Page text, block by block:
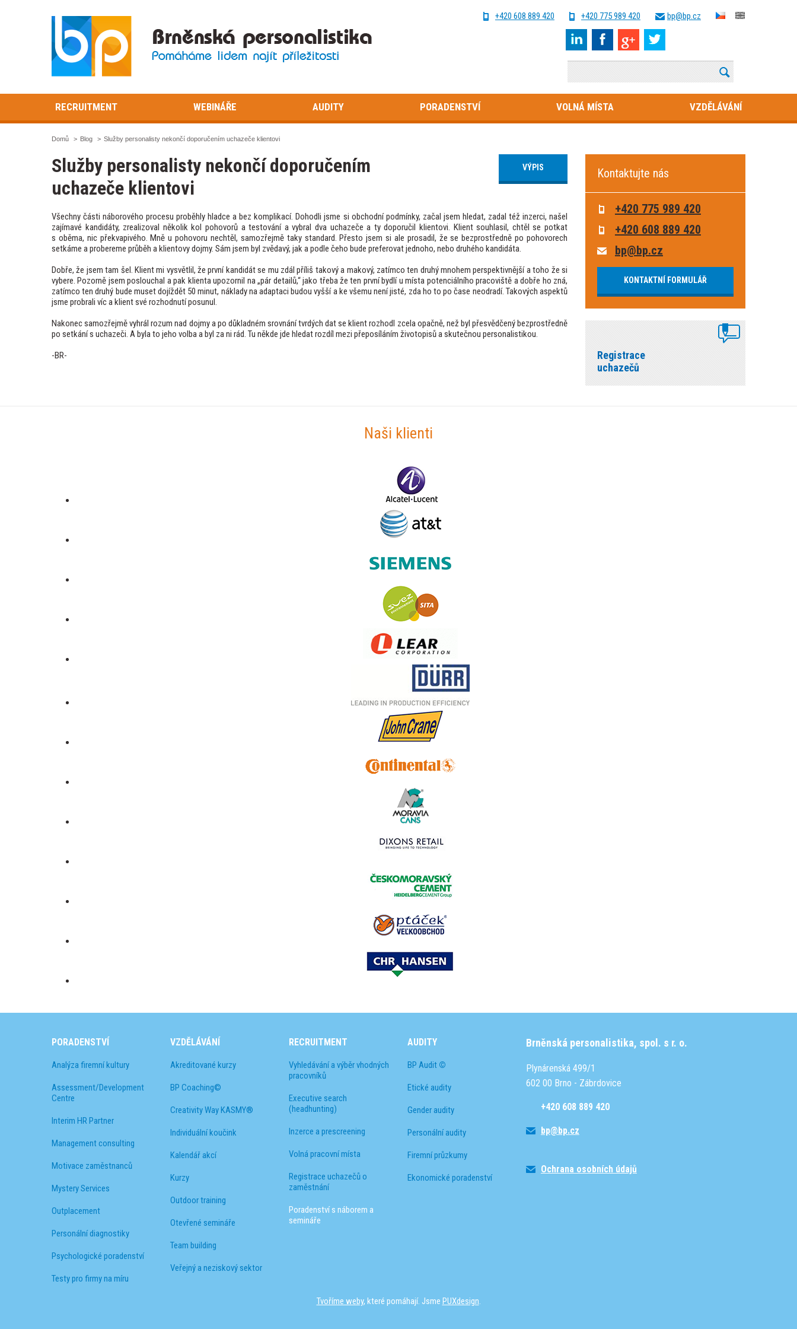
bp@bp.cz
+420 775 989 420
+420 608 889 420
RECRUITMENT WEBINÁŘE AUDITY PORADENSTVÍ VOLNÁ MÍSTA VZDĚLÁVÁNÍ
Domů > Blog > Služby personalisty nekončí doporučením uchazeče klientovi
Služby personalisty nekončí doporučením
uchazeče klientovi
VÝPIS
Všechny části náborového procesu proběhly hladce a bez komplikací. Dohodli jsme si obchodní podmínky, začal jsem hledat, zadal též inzerci, našel
zajímavé kandidáty, zrealizoval několik kol pohovorů a testování a vybral dva uchazeče a ty doporučil klientovi. Klient souhlasil, chtěl se potkat
s oběma, nic překvapivého. Mně u pohovoru nechtěl, samozřejmě taky standard. Přesto jsem si ale prosadil, že se bezprostředně po pohovorech
setkáme a probereme průběh a klientovy dojmy. Sám jsem byl zvědavý, jak a podle čeho bude preferovat jednoho, nebo druhého kandidáta.
Dobře, že jsem tam šel. Klient mi vysvětlil, že první kandidát se mu zdál příliš takový a makový, zatímco ten druhý mnohem perspektivnější a toho že si
vybere. Pozorně jsem poslouchal a pak klienta upozornil na „pár detailů,“ jako třeba že ten první bydlí u místa potenciálního pracoviště a dobře ho zná,
zatímco ten druhý bude muset dojíždět 50 minut, náklady na adaptaci budou vyšší a ke všemu není jisté, zda ho to po čase neodradí. Takových aspektů
jsme probrali víc a klient své rozhodnutí posunul.
Nakonec samozřejmě vyhrál rozum nad dojmy a po důkladném srovnání tvrdých dat se klient rozhodl zcela opačně, než byl přesvědčený bezprostředně
po setkání s uchazeči. A byla to jeho volba a byl za ni rád. Tu někde jde hledat rozdíl mezi přeposíláním životopisů a skutečnou personalistikou.
-BR-
Kontaktujte nás
+420 775 989 420
+420 608 889 420
bp@bp.cz
KONTAKTNÍ FORMULÁŘ
Registrace
uchazečů
Naši klienti
PORADENSTVÍ
Analýza firemní kultury
Assessment/Development
Centre
Interim HR Partner
Management consulting
Motivace zaměstnanců
Mystery Services
Outplacement
Personální diagnostiky
Psychologické poradenství
Testy pro firmy na míru
VZDĚLÁVÁNÍ
Akreditované kurzy
BP Coaching©
Creativity Way KASMY®
Individuální koučink
Kalendář akcí
Kurzy
Outdoor training
Otevřené semináře
Team building
Veřejný a neziskový sektor
RECRUITMENT
Vyhledávání a výběr vhodných
pracovníků
Executive search
(headhunting)
Inzerce a prescreening
Volná pracovní místa
Registrace uchazečů o
zaměstnání
Poradenství s náborem a
semináře
AUDITY
BP Audit ©
Etické audity
Gender audity
Personální audity
Firemní průzkumy
Ekonomické poradenství
Brněnská personalistika, spol. s r. o.
Plynárenská 499/1
602 00 Brno - Zábrdovice
+420 608 889 420
bp@bp.cz
Ochrana osobních údajů
Tvoříme weby, které pomáhají. Jsme PUXdesign.